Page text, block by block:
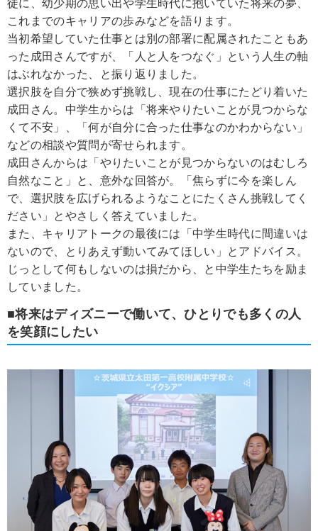
徒に、幼少期の思い出や学生時代に抱いていた将来の夢、
これまでのキャリアの歩みなどを語ります。
当初希望していた仕事とは別の部署に配属されたこともあ
った成田さんですが、「人と人をつなぐ」という人生の軸
はぶれなかった、と振り返りました。
選択肢を自分で狭めず挑戦し、現在の仕事にたどり着いた
成田さん。中学生からは「将来やりたいことが見つからな
くて不安」、「何が自分に合った仕事なのかわからない」
などの相談や質問が寄せられます。
成田さんからは「やりたいことが見つからないのはむしろ
自然なこと」と、意外な回答が。「焦らずに今を楽しん
で、選択肢を広げられるようなことにたくさん挑戦してく
ださい」とやさしく答えていました。
また、キャリアトークの最後には「中学生時代に間違いは
ないので、とりあえず動いてみてほしい」とアドバイス。
じっとして何もしないのは損だから、と中学生たちを励ま
していました。
■将来はディズニーで働いて、ひとりでも多くの人
を笑顔にしたい